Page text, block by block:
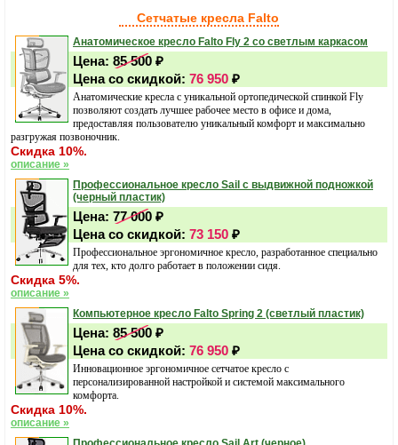
Сетчатые кресла Falto
Анатомическое кресло Falto Fly 2 со светлым каркасом
Цена: 85 500 ₽
Цена со скидкой: 76 950 ₽
Анатомические кресла с уникальной ортопедической спинкой Fly
позволяют создать лучшее рабочее место в офисе и дома,
предоставляя пользователю уникальный комфорт и максимально
разгружая позвоночник.
Скидка 10%.
описание »
Профессиональное кресло Sail с выдвижной подножкой
(черный пластик)
Цена: 77 000 ₽
Цена со скидкой: 73 150 ₽
Профессиональное эргономичное кресло, разработанное специально
для тех, кто долго работает в положении сидя.
Скидка 5%.
описание »
Компьютерное кресло Falto Spring 2 (светлый пластик)
Цена: 85 500 ₽
Цена со скидкой: 76 950 ₽
Инновационное эргономичное сетчатое кресло с
персонализированной настройкой и системой максимального
комфорта.
Скидка 10%.
описание »